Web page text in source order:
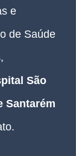
e
de Saúde
São
Santarém